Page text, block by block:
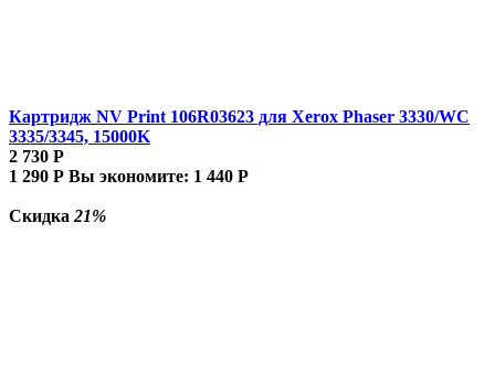
Картридж NV Print 106R03623 для Xerox Phaser 3330/WC
3335/3345, 15000K
2 730 Р
1 290 Р Вы экономите: 1 440 Р
Скидка 21%